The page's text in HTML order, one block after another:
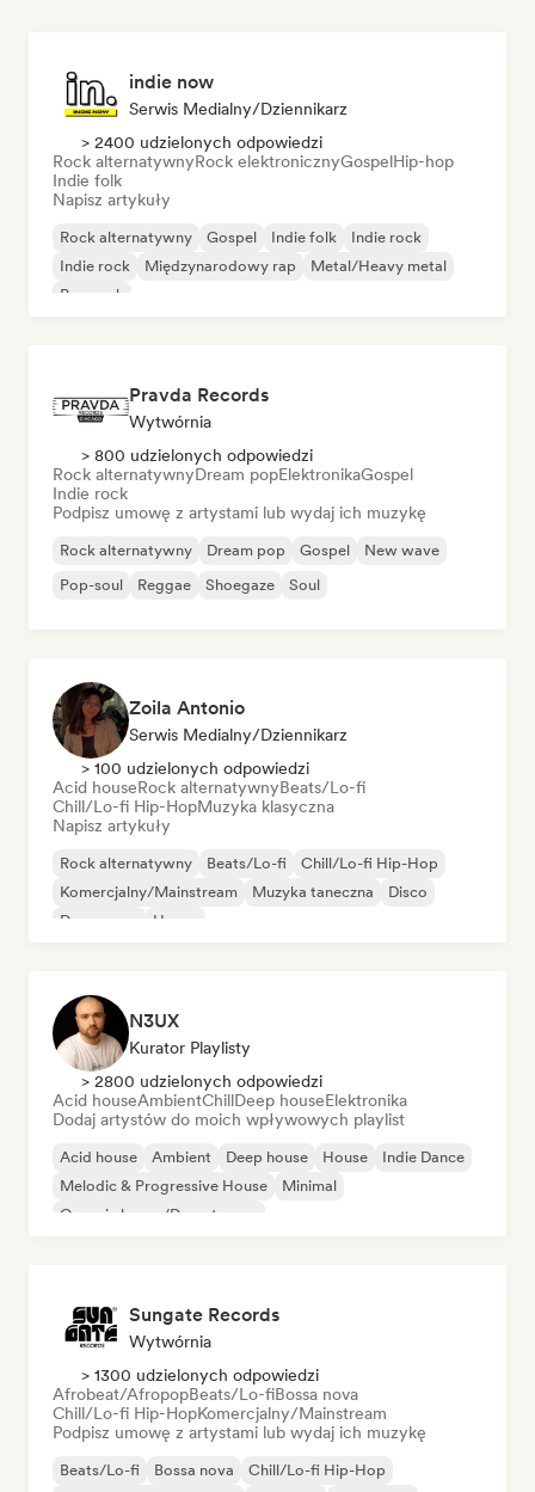
indie now
Serwis Medialny/Dziennikarz
> 2400 udzielonych odpowiedzi
Rock alternatywnyRock elektronicznyGospelHip-hop
Indie folk
Napisz artykuły
Rock alternatywny Gospel Indie folk
Indie rock
Indie rock
Międzynarodowy rap
Metal/Heavy metal
Pop rock
Pravda Records
Wytwórnia
> 800 udzielonych odpowiedzi
Rock alternatywnyDream popElektronikaGospel
Indie rock
Podpisz umowę z artystami lub wydaj ich muzykę
Rock alternatywny Dream pop Gospel
New wave
Pop-soul
Reggae Shoegaze Soul
Zoila Antonio
Serwis Medialny/Dziennikarz
> 100 udzielonych odpowiedzi
Acid houseRock alternatywnyBeats/Lo-fi
Chill/Lo-fi Hip-HopMuzyka klasyczna
Napisz artykuły
Rock alternatywny Beats/Lo-fi
Chill/Lo-fi Hip-Hop
Komercjalny/Mainstream
Muzyka taneczna
Disco
Dream pop
House
N3UX
Kurator Playlisty
> 2800 udzielonych odpowiedzi
Acid houseAmbientChillDeep houseElektronika
Dodaj artystów do moich wpływowych playlist
Acid house Ambient Deep house House
Indie Dance
Melodic & Progressive House
Minimal
Organic house/Downtempo
Sungate Records
Wytwórnia
> 1300 udzielonych odpowiedzi
Afrobeat/AfropopBeats/Lo-fiBossa nova
Chill/Lo-fi Hip-HopKomercjalny/Mainstream
Podpisz umowę z artystami lub wydaj ich muzykę
Beats/Lo-fi Bossa nova
Chill/Lo-fi Hip-Hop